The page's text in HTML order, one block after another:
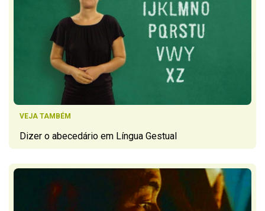
VEJA TAMBÉM
Dizer o abecedário em Língua Gestual